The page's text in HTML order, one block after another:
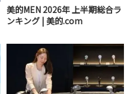
美的MEN 2026年 上半期総合ラ
ンキング | 美的.com